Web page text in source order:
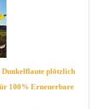
Dunkelflaute plötzlich
100% Erneuerbare